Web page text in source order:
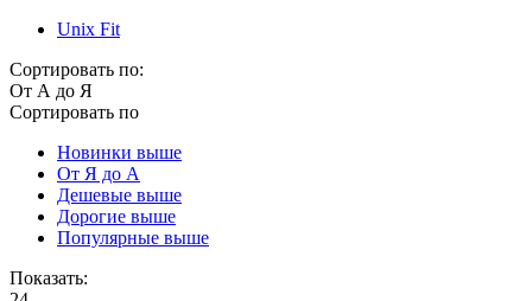
Unix Fit
Сортировать по:
От А до Я
Сортировать по
Новинки выше
От Я до А
Дешевые выше
Дорогие выше
Популярные выше
Показать: